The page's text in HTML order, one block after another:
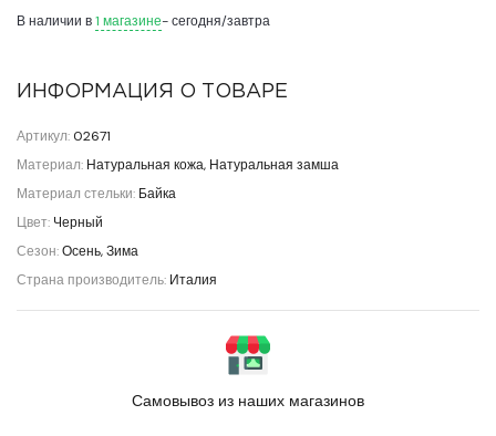
В наличии в1 магазине- сегодня/завтра
ИНФОРМАЦИЯ О ТОВАРЕ
Артикул: 02671
Материал: Натуральная кожа, Натуральная замша
Материал стельки: Байка
Цвет: Черный
Сезон:Осень, Зима
Страна производитель: Италия
Самовывоз из наших магазинов